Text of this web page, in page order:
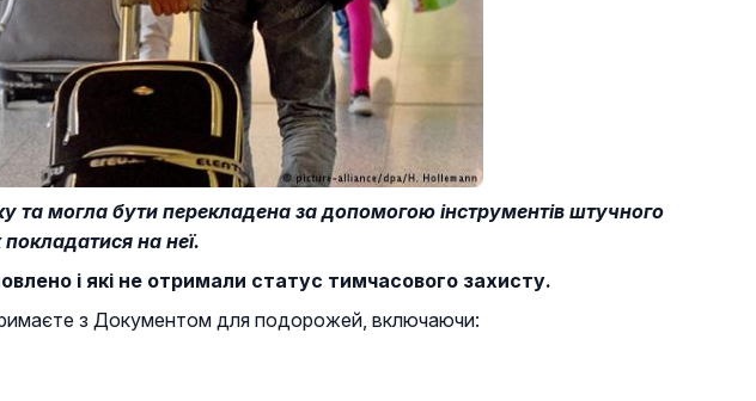
та могла бути перекладена за допомогою інструментів штучного
на неї.
і які не отримали статус тимчасового захисту.
з Документом для подорожей, включаючи: